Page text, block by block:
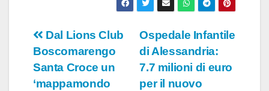
Navigazione
articoli
Ospedale Infantile
di Alessandria:
7.7 milioni di euro
per il nuovo
Dal Lions Club
Boscomarengo
Santa Croce un
‘mappamondo